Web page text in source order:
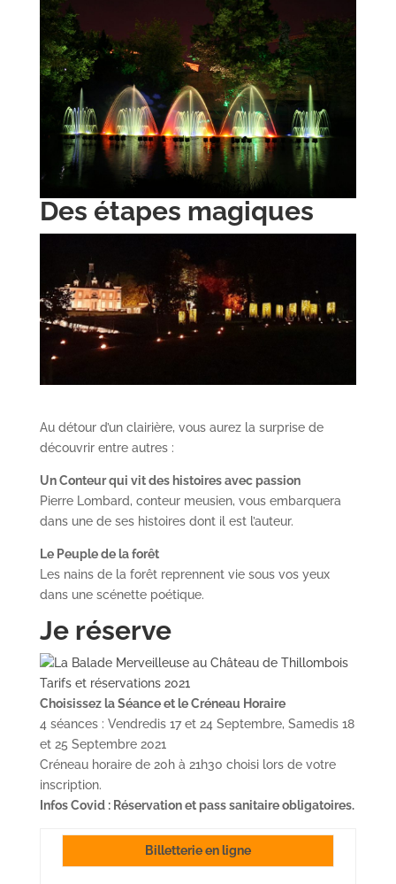
Des étapes magiques
Au détour d’un clairière, vous aurez la surprise de
découvrir entre autres :
Un Conteur qui vit des histoires avec passion
Pierre Lombard, conteur meusien, vous embarquera
dans une de ses histoires dont il est l’auteur.
Le Peuple de la forêt
Les nains de la forêt reprennent vie sous vos yeux
dans une scénette poétique.
Je réserve
Choisissez la Séance et le Créneau Horaire
4 séances : Vendredis 17 et 24 Septembre, Samedis 18
et 25 Septembre 2021
Créneau horaire de 20h à 21h30 choisi lors de votre
inscription.
Infos Covid : Réservation et pass sanitaire obligatoires.
Billetterie en ligne